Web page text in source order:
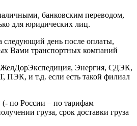
банковским переводом,
для юридических лиц.
следующий день после оплаты,
Вами транспортных компаний
Энергия, СДЭК,
ПЭК, и т.д. если есть такой филиал
(- по России – по тарифам
груза, срок доставки груза